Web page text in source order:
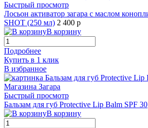
Быстрый просмотр
Лосьон активатор загара с маслом
SHOT (250 мл) 2 400 р
В корзину
Подробнее
Купить в 1 клик
В избранное
Быстрый просмотр
Бальзам для губ Protective Lip Balm SPF 30
В корзину